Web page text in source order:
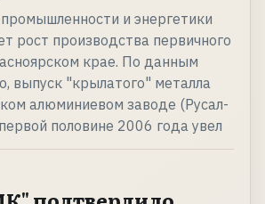
и энергетики
рост производства первичного
крае. По данным
выпуск "крылатого" металла
алюминиевом заводе (Русал-
половине 2006 года увел